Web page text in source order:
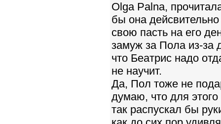
Olga Palna,
бы она
свою пасть на его
замуж за Пола из-за
что Беатрис надо
не научит.
Да, Пол тоже не
думаю, что для
так распускал бы